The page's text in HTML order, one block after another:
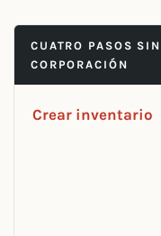
CUATRO PASOS
CORPORACIÓN
Crear inventario